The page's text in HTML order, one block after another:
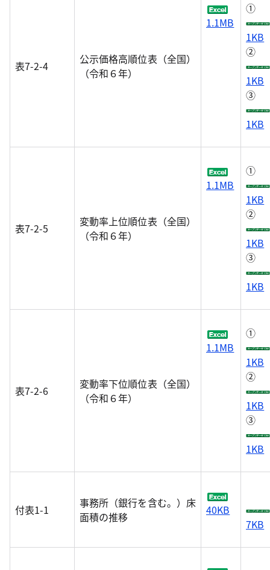
表7-2-4
公示価格高順位表（全国）
（令和６年）
1.1MB
①
1KB
②
1KB
③
1KB
表7-2-5
変動率上位順位表（全国）
（令和６年）
1.1MB
①
1KB
②
1KB
③
1KB
表7-2-6
変動率下位順位表（全国）
（令和６年）
1.1MB
①
1KB
②
1KB
③
1KB
付表1-1
事務所（銀行を含む。）床
面積の推移
40KB
7KB